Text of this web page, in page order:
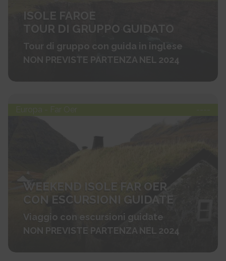
ISOLE FAROE
TOUR DI GRUPPO GUIDATO
Tour di gruppo con guida in inglese
NON PREVISTE PARTENZA NEL 2024
Europa - Far Oer
WEEKEND ISOLE FAR OER
CON ESCURSIONI GUIDATE
Viaggio con escursioni guidate
NON PREVISTE PARTENZA NEL 2024